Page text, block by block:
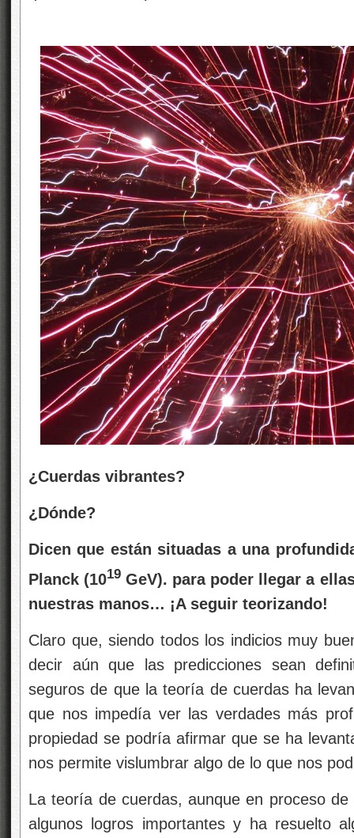
¿Cuerdas vibrantes?
¿Dónde?
Dicen que están situadas a una
Planck (1019 GeV). para poder llegar a
nuestras manos… ¡A seguir teorizando!
Claro que, siendo todos los indicios muy
decir aún que las predicciones sean
seguros de que la teoría de cuerdas ha
que nos impedía ver las verdades más
propiedad se podría afirmar que se ha
nos permite vislumbrar algo de lo que nos
La teoría de cuerdas, aunque en proceso
algunos logros importantes y ha resuelto